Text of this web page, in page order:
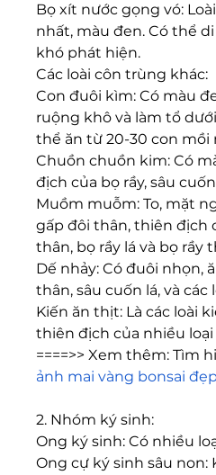
Bọ xít nước gọng vó:
nhất, màu đen. Có thể
khó phát hiện.
Các loài côn trùng khác:
Con đuôi kìm: Có màu
ruộng khô và làm tổ
thể ăn từ 20-30 con mồi
Chuồn chuồn kim: Có
địch của bọ rầy, sâu
Muồm muỗm: To, mặt
gấp đôi thân, thiên địch
thân, bọ rầy lá và bọ rầy
Dế nhảy: Có đuôi nhọn,
thân, sâu cuốn lá, và các
Kiến ăn thịt: Là các loài
thiên địch của nhiều
====>> Xem thêm: Tìm
ảnh mai vàng bonsai đẹp
2. Nhóm ký sinh:
Ong ký sinh: Có nhiều
Ong cự ký sinh sâu non: